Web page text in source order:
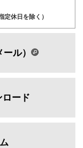
定休日を除く）
ル）
ロード